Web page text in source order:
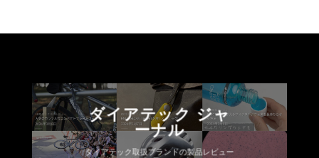
ダイアテック ジャ
ーナル
ダイアテック取扱ブランドの製品レビュー